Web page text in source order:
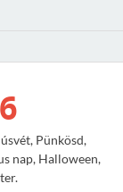
Pünkösd,
nap, Halloween,